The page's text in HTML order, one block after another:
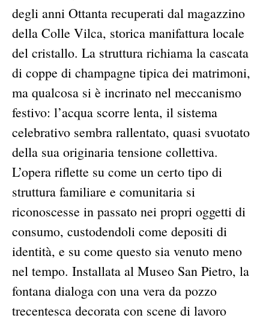
degli anni Ottanta recuperati dal magazzino
della Colle Vilca, storica manifattura locale
del cristallo. La struttura richiama la cascata
di coppe di champagne tipica dei matrimoni,
ma qualcosa si è incrinato nel meccanismo
festivo: l’acqua scorre lenta, il sistema
celebrativo sembra rallentato, quasi svuotato
della sua originaria tensione collettiva.
L’opera riflette su come un certo tipo di
struttura familiare e comunitaria si
riconoscesse in passato nei propri oggetti di
consumo, custodendoli come depositi di
identità, e su come questo sia venuto meno
nel tempo. Installata al Museo San Pietro, la
fontana dialoga con una vera da pozzo
trecentesca decorata con scene di lavoro